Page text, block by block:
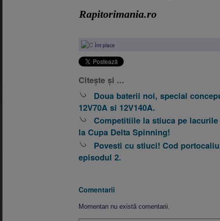
Rapitorimania.ro
Îmi place
Citește și ...
Doua baterii noi, special
12V70A si 12V140A.
Competitiile la stiuca pe
la Cupa Delta Spinning!
Povesti cu stiuci! Cod
episodul 2.
Comentarii
Momentan nu există comentarii.